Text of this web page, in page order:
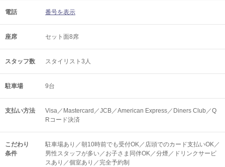
電話 番号を表示
座席 セット面8席
スタッフ数 スタイリスト3人
駐車場 9台
支払い方法
Visa／Mastercard／JCB／American Express／Diners Club／Q
Rコード決済
こだわり
条件
駐車場あり／朝10時前でも受付OK／店頭でのカード支払いOK／
男性スタッフが多い／お子さま同伴OK／分煙／ドリンクサービ
スあり／個室あり／完全予約制